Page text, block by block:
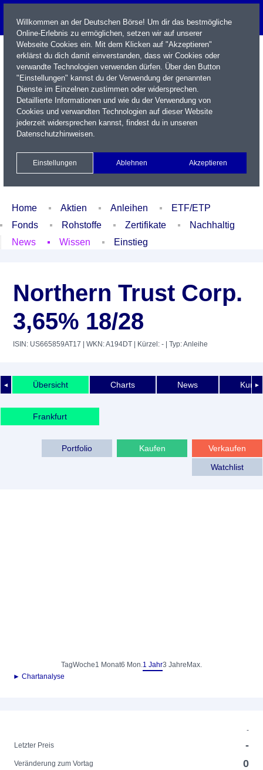
Name / WKN / ISIN / Kürzel
Xetra Realtime
Watchlist Portfolio Login
Home Aktien Anleihen
ETF/ETP
Fonds
Rohstoffe Zertifikate
Nachhaltig
News
Wissen Einstieg
Northern Trust Corp.
3,65% 18/28
ISIN: US665859AT17 | WKN: A194DT | Kürzel: - | Typ: Anleihe
◄ ►
Übersicht Charts News
Frankfurt
Verkaufen
Kaufen
Portfolio
Watchlist
TagWoche1 Monat6 Mon.1 Jahr3 Jahre Max.
► Chartanalyse
-
Letzter Preis
-
Veränderung zum Vortag 0
Willkommen an der Deutschen Börse! Um dir das bestmögliche
Online-Erlebnis zu ermöglichen, setzen wir auf unserer
Webseite Cookies ein. Mit dem Klicken auf "Akzeptieren"
erklärst du dich damit einverstanden, dass wir Cookies oder
verwandte Technologien verwenden dürfen. Über den Button
"Einstellungen" kannst du der Verwendung der genannten
Dienste im Einzelnen zustimmen oder widersprechen.
Detaillierte Informationen und wie du der Verwendung von
Cookies und verwandten Technologien auf dieser Website
jederzeit widersprechen kannst, findest du in unseren
Datenschutzhinweisen.
Einstellungen Ablehnen Akzeptieren